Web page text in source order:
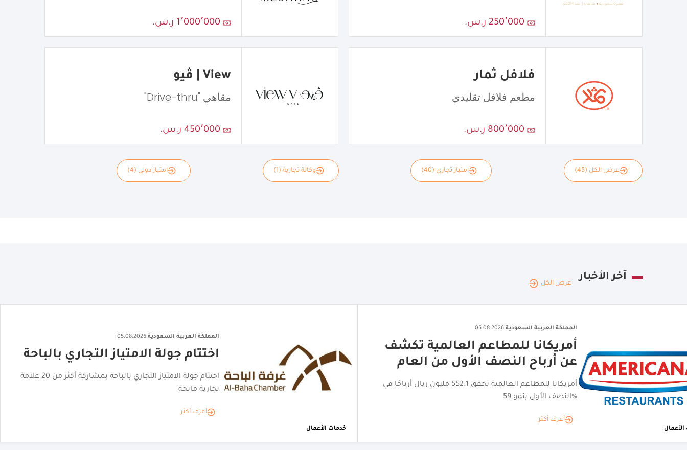
250٬000 ر.س. 1٬000٬000 ر.س.
فلافل ثمار
مطعم فلافل تقليدي
800٬000 ر.س.
View | ڤيو
مقاهي "Drive-thru"
450٬000 ر.س.
عرض الكل (45) امتياز تجاري (40) وكالة تجارية (1) امتياز دولي (4)
آخر الأخبار
عرض الكل
خدمات الأعمال
المملكة العربية السعودية|
06.08.2026
"القصر الأحمر" يكشف عن هويته
البصرية
"القصر الأحمر" يكشف عن هويته البصرية تمهيدًا لافتتاحه
أعرف أكثر
المملكة العربية السعودية
اختتام جولة الامتياز التجاري بالباحة
تجارية مانحة